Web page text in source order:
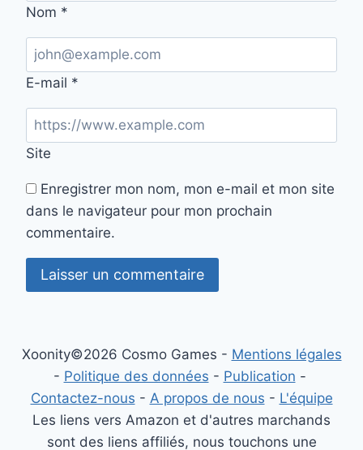
Nom *
E-mail *
Site
Enregistrer mon nom, mon e-mail et mon site
dans le navigateur pour mon prochain
commentaire.
Xoonity©2026 Cosmo Games - Mentions légales
- Politique des données - Publication -
Contactez-nous - A propos de nous - L'équipe
Les liens vers Amazon et d'autres marchands
sont des liens affiliés, nous touchons une